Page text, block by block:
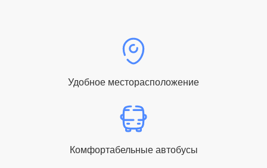
Удобное месторасположение
Комфортабельные автобусы